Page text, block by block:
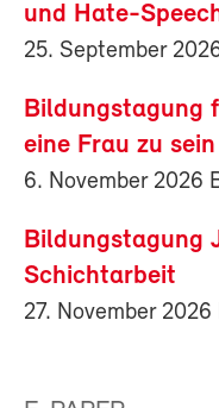
und Hate-
25. September
Bildungstagung
eine Frau zu sein
6. November 2026
Bildungstagung
Schichtarbeit
27. November 2026